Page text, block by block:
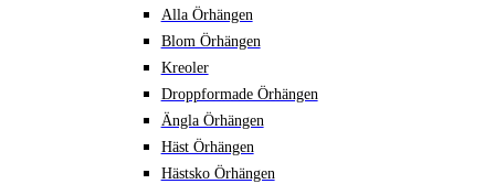
Alla Örhängen
Blom Örhängen
Kreoler
Droppformade Örhängen
Ängla Örhängen
Häst Örhängen
Hästsko Örhängen